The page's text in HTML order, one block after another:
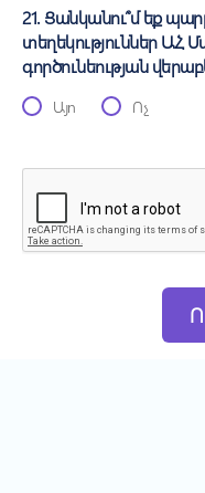
21. Ցանկանու՞մ եք
տեղեկություններ ԱՀ
գործունեության
Այո Ոչ